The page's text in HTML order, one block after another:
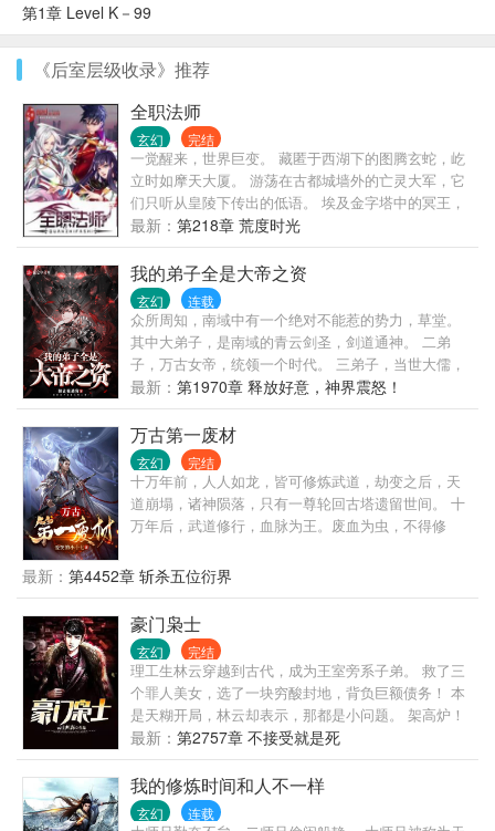
第1章 Level K－99
《后室层级收录》推荐
全职法师
玄幻 完结
一觉醒来，世界巨变。 藏匿于西湖下的图腾玄蛇，屹
立时如摩天大厦。 游荡在古都城墙外的亡灵大军，它
们只听从皇陵下传出的低语。 埃及金字塔中的冥王，
它和它的部众始终觊觎着东方大地！ 伦敦有着伟大的
驯龙世家。 希腊帕特农圣山上，有神女祈福。 威尼斯
被誉为水系魔法之都。 奈斯卡巨画从沉睡中苏醒。 贺
兰山风与雨侵蚀出的岩纹，组成一只眼，山脊是眶，
数万年来凝视着上苍。
最新： 第218章 荒度时光
我的弟子全是大帝之资
玄幻 连载
众所周知，南域中有一个绝对不能惹的势力，草堂。
其中大弟子，是南域的青云剑圣，剑道通神。 二弟
子，万古女帝，统领一个时代。 三弟子，当世大儒，
文曲星下凡。 四弟子，魔神转世，镇压九幽。 ……
陆长生：我？我没什么了不起的，就是他们的师尊罢
了。
最新： 第1970章 释放好意，神界震怒！
万古第一废材
玄幻 完结
十万年前，人人如龙，皆可修炼武道，劫变之后，天
道崩塌，诸神陨落，只有一尊轮回古塔遗留世间。 十
万年后，武道修行，血脉为王。废血为虫，不得修
得无名宝塔，穿越到这个玄幻异世界，以废品血脉踏
上了逆天修炼之途。
最新： 第4452章 斩杀五位衍界
豪门枭士
玄幻 完结
理工生林云穿越到古代，成为王室旁系子弟。 救了三
个罪人美女，选了一块穷酸封地，背负巨额债务！ 本
是天糊开局，林云却表示，那都是小问题。 架高炉！
开始炼钢！！！ 今天本穿越者就要让你们这些土着知
道，钢铁，到底是怎样炼成的！
最新： 第2757章 不接受就是死
我的修炼时间和人不一样
玄幻 连载